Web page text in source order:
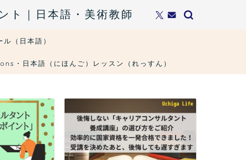
｜日本語・美術教師
（日本語）
・日本語（にほんご）レッスン（れっすん）